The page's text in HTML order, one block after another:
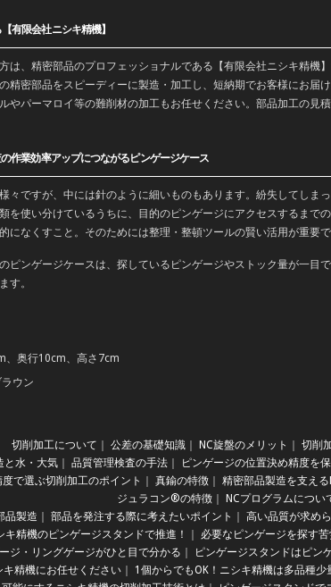
有限会社ニシキ精機】
は、精密部品のプロフェッショナルである【有限会社ニシキ精
精密部品をスピーディーに製造・加工し、短納期でお客様にお
やパーマロイ等の難削材の加工もお任せください。部品加工の見
作業効率アップにつながるピンゲージケース
々ですが、中には針のように細いものもあります。紛失してしま
を使い分けているうちに、目的のピンゲージにアクセスするま
になくすこと。そのためには整理・整頓ツールの賢い活用が重要で
ピンゲージケースは、探しているピンゲージやストック量が一
す。
、奥行10cm、高さ7cm
ウン
切削加工について 公差の基礎知識 NC旋盤のメリット 切削
と水・大気
品質管理検査の手法 ピンゲージの位置決め精度を
度で選ぶ切削加工のポイント
真鍮の特徴｜ 精密部品製造を支え
ジュラコン®の特徴｜ NCプログラムについ
品製造
部品を発注する際に考えたいポイント 高い品質が求め
精機のピンゲージスタンドで推進！
必要なピンゲージを探す
ジ・リングゲージがひと目で分かる
ピンゲージスタンドはピン
精機にお任せください｜ 1個からでもOK！ニシキ精機は多品種少